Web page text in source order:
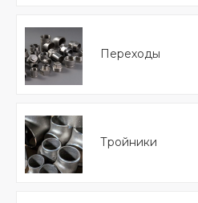
Переходы
Тройники